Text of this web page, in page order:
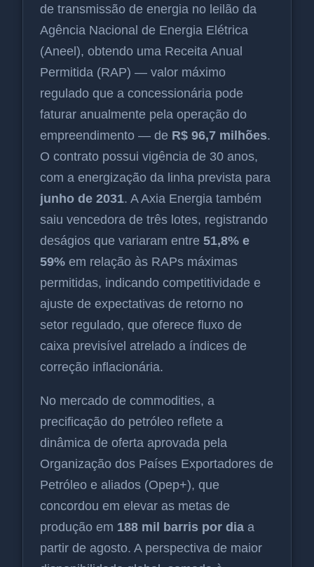
de transmissão de energia no leilão da
Agência Nacional de Energia Elétrica
(Aneel), obtendo uma Receita Anual
Permitida (RAP) — valor máximo
regulado que a concessionária pode
faturar anualmente pela operação do
empreendimento — de R$ 96,7 milhões.
O contrato possui vigência de 30 anos,
com a energização da linha prevista para
junho de 2031. A Axia Energia também
saiu vencedora de três lotes, registrando
deságios que variaram entre 51,8% e
59% em relação às RAPs máximas
permitidas, indicando competitividade e
ajuste de expectativas de retorno no
setor regulado, que oferece fluxo de
caixa previsível atrelado a índices de
correção inflacionária.
No mercado de commodities, a
precificação do petróleo reflete a
dinâmica de oferta aprovada pela
Organização dos Países Exportadores de
Petróleo e aliados (Opep+), que
concordou em elevar as metas de
produção em 188 mil barris por dia a
partir de agosto. A perspectiva de maior